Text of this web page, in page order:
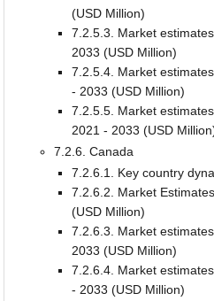
(USD Million)
7.2.5.3. Market
2033 (USD Million)
7.2.5.4. Market
- 2033 (USD Million)
7.2.5.5. Market
2021 - 2033 (USD
7.2.6. Canada
7.2.6.1. Key country
7.2.6.2. Market
(USD Million)
7.2.6.3. Market
2033 (USD Million)
7.2.6.4. Market
- 2033 (USD Million)